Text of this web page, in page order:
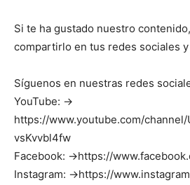
Si te ha gustado nuestro
compartirlo en tus redes sociales
Síguenos en nuestras redes
YouTube: →
https://www.youtube.com/channel/
vsKvvbl4fw
Facebook: →https://
Instagram: →https://